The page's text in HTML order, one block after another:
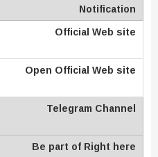
Notification
Official Web site
Open Official Web site
Telegram Channel
Be part of Right here